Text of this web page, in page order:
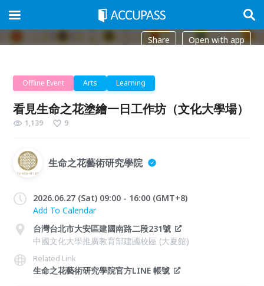
Share Open with app
Offline Event Arts Learning
看見生命之花塗繪一日工作坊（文化大學場）
1,139 9
生命之花藝術研究學院
2026.06.27 (Sat) 09:00 - 16:00 (GMT+8)
Add To Calendar
台灣台北市大安區建國南路二段231號
中國文化大學推廣教育部建國校區 (大夏館)
Related Link
生命之花藝術研究學院官方LINE 帳號